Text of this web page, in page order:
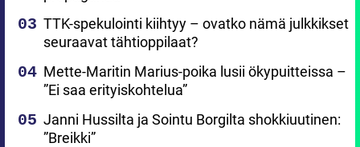
TTK-spekulointi kiihtyy – ovatko nämä julkkikset
seuraavat tähtioppilaat?
Mette-Maritin Marius-poika lusii ökypuitteissa –
”Ei saa erityiskohtelua”
Janni Hussilta ja Sointu Borgilta shokkiuutinen:
”Breikki”